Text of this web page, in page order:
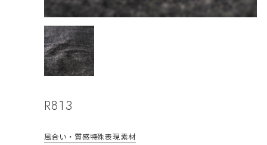
R813
風合い・質感特殊表現素材